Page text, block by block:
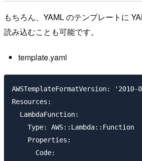
もちろん、YAML のテンプレートに
読み込むことも可能です。
template.yaml
AWSTemplateFormatVersion: '2010-
Resources:
  LambdaFunction:
    Type: AWS::Lambda::Function
    Properties:
      Code: